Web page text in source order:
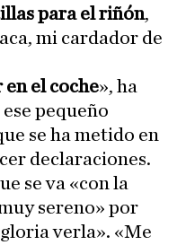
para el riñón,
mi cardador de
el coche», ha
pequeño
se ha metido en
declaraciones.
se va «con la
sereno» por
verla». «Me